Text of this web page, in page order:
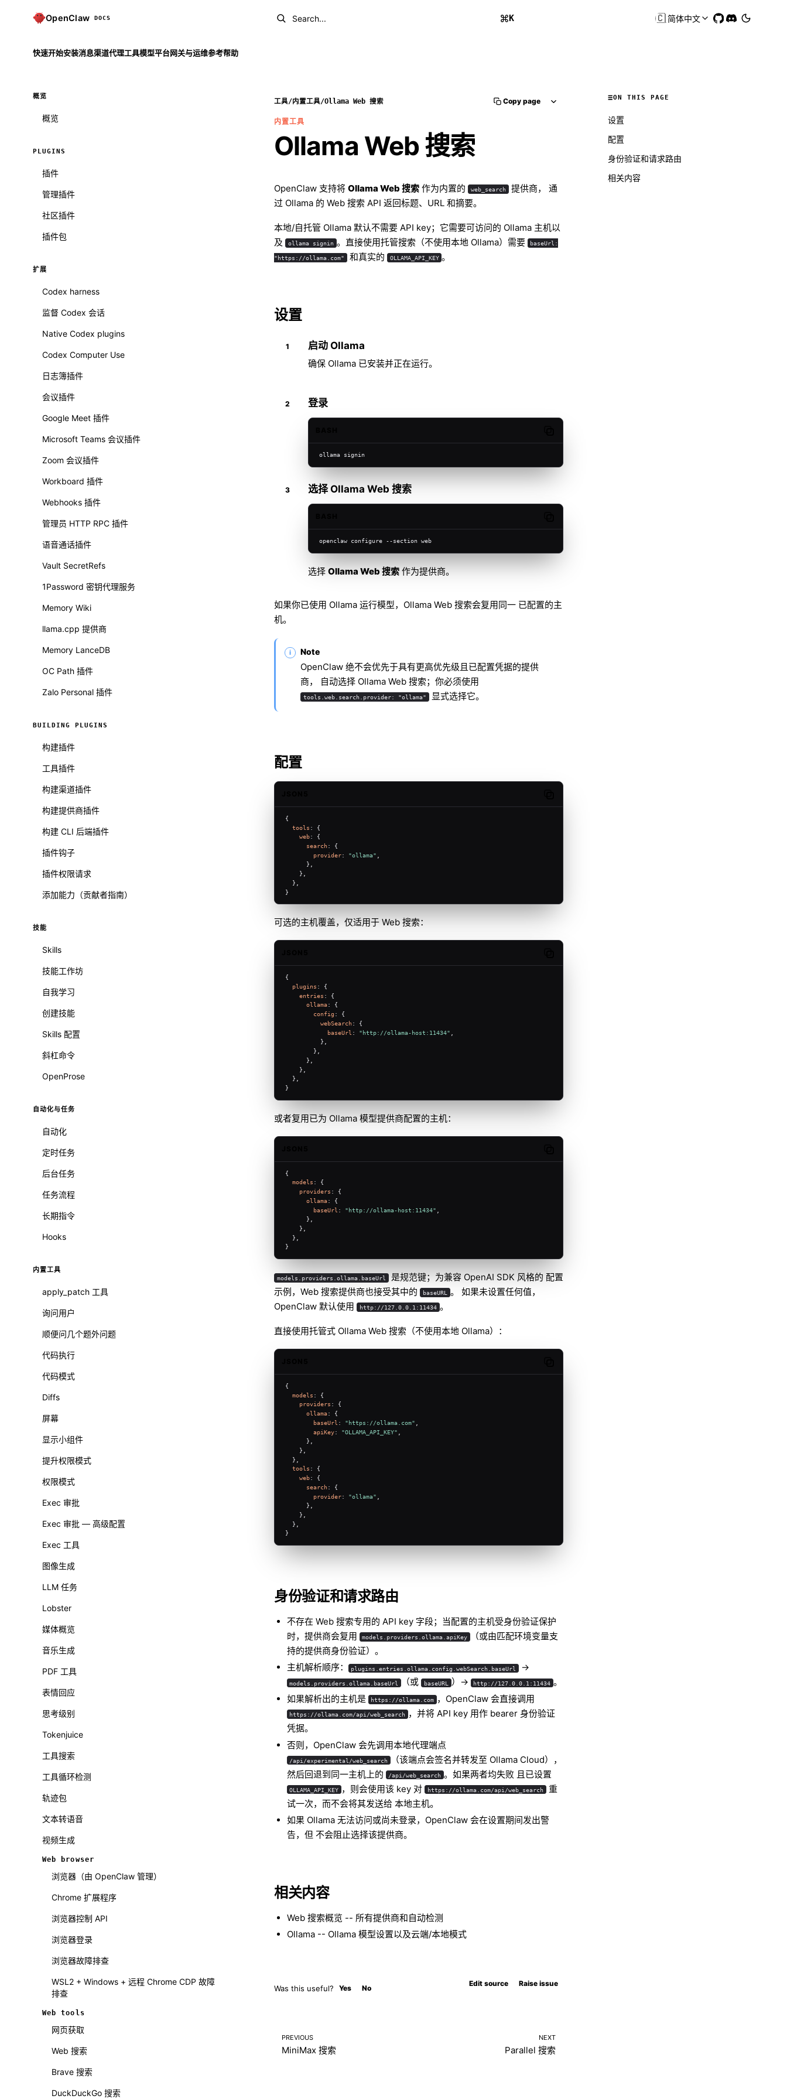
OpenClaw DOCS Search... K 🇨🇳简体中文
快速开始安装消息渠道代理工具模型平台网关与运维参考帮助
概览
概览
PLUGINS
插件
管理插件
社区插件
插件包
扩展
Codex harness
监督 Codex 会话
Native Codex plugins
Codex Computer Use
日志簿插件
会议插件
Google Meet 插件
Microsoft Teams 会议插件
Zoom 会议插件
Workboard 插件
Webhooks 插件
管理员 HTTP RPC 插件
语音通话插件
Vault SecretRefs
1Password 密钥代理服务
Memory Wiki
llama.cpp 提供商
Memory LanceDB
OC Path 插件
Zalo Personal 插件
BUILDING PLUGINS
构建插件
工具插件
构建渠道插件
构建提供商插件
构建 CLI 后端插件
插件钩子
插件权限请求
添加能力（贡献者指南）
技能
Skills
技能工作坊
自我学习
创建技能
Skills 配置
斜杠命令
OpenProse
自动化与任务
自动化
定时任务
后台任务
任务流程
长期指令
Hooks
内置工具
apply_patch 工具
询问用户
顺便问几个题外问题
代码执行
代码模式
Diffs
屏幕
显示小组件
提升权限模式
权限模式
Exec 审批
Exec 审批 — 高级配置
Exec 工具
图像生成
LLM 任务
Lobster
媒体概览
音乐生成
PDF 工具
表情回应
思考级别
Tokenjuice
工具搜索
工具循环检测
轨迹包
文本转语音
视频生成
Web browser
浏览器（由 OpenClaw 管理）
Chrome 扩展程序
浏览器控制 API
浏览器登录
浏览器故障排查
WSL2 + Windows + 远程 Chrome CDP 故障
排查
Web tools
网页获取
Web 搜索
Brave 搜索
DuckDuckGo 搜索
工具/内置工具/Ollama Web 搜索 Copy page
内置工具
Ollama Web 搜索
OpenClaw 支持将 Ollama Web 搜索 作为内置的 web_search 提供商， 通
过 Ollama 的 Web 搜索 API 返回标题、URL 和摘要。
本地/自托管 Ollama 默认不需要 API key；它需要可访问的 Ollama 主机以
及
ollama signin 。直接使用托管搜索（不使用本地 Ollama）需要 baseUrl:
"https://ollama.com" 和真实的 OLLAMA_API_KEY 。
设置
启动 Ollama
确保 Ollama 已安装并正在运行。
登录
ollama signin
选择 Ollama Web 搜索
openclaw configure --section web
选择 Ollama Web 搜索 作为提供商。
如果你已使用 Ollama 运行模型，Ollama Web 搜索会复用同一 已配置的主
机。
Note
OpenClaw 绝不会优先于具有更高优先级且已配置凭据的提供
商， 自动选择 Ollama Web 搜索；你必须使用
tools.web.search.provider: "ollama" 显式选择它。
配置
{
tools : {
web: {
search: {
provider: "ollama"
      },
    },
  },
}
可选的主机覆盖，仅适用于 Web 搜索：
{
plugins : {
entries : {
ollama: {
config : {
webSearch: {
baseUrl : "http://ollama-host:11434"
          },
        },
      },
    },
  },
}
或者复用已为 Ollama 模型提供商配置的主机：
{
models : {
providers : {
ollama: {
baseUrl : "http://ollama-host:11434"
      },
    },
  },
}
models.providers.ollama.baseUrl 是规范键；为兼容 OpenAI SDK 风格的 配置
示例，Web 搜索提供商也接受其中的
baseURL
。 如果未设置任何值，
OpenClaw 默认使用
http://127.0.0.1:11434 。
直接使用托管式 Ollama Web 搜索（不使用本地 Ollama）：
{
models : {
providers : {
ollama: {
baseUrl : "https://ollama.com"
apiKey: "OLLAMA_API_KEY"
      },
    },
  },
tools : {
web: {
search: {
provider: "ollama"
      },
    },
  },
}
身份验证和请求路由
不存在 Web 搜索专用的 API key 字段；当配置的主机受身份验证保护
时，提供商会复用
models.providers.ollama.apiKey
（或由匹配环境变量支
持的提供商身份验证）。
主机解析顺序：
plugins.entries.ollama.config.webSearch.baseUrl →
models.providers.ollama.baseUrl （或 baseURL ）→ http://127.0.0.1:11434 。
如果解析出的主机是
https://ollama.com ，OpenClaw 会直接调用
https://ollama.com/api/web_search ，并将 API key 用作 bearer 身份验证
凭据。
否则，OpenClaw 会先调用本地代理端点
/api/experimental/web_search
（该端点会签名并转发至 Ollama Cloud），
然后回退到同一主机上的
/api/web_search 。如果两者均失败 且已设置
OLLAMA_API_KEY ，则会使用该 key 对 https://ollama.com/api/web_search 重
试一次，而不会将其发送给 本地主机。
如果 Ollama 无法访问或尚未登录，OpenClaw 会在设置期间发出警
告，但 不会阻止选择该提供商。
相关内容
Web 搜索概览 -- 所有提供商和自动检测
Ollama-- Ollama 模型设置以及云端/本地模式
Was this useful? Yes No
Edit source Raise issue
PREVIOUS
MiniMax 搜索
NEXT
Parallel 搜索
ON THIS PAGE
设置
配置
身份验证和请求路由
相关内容